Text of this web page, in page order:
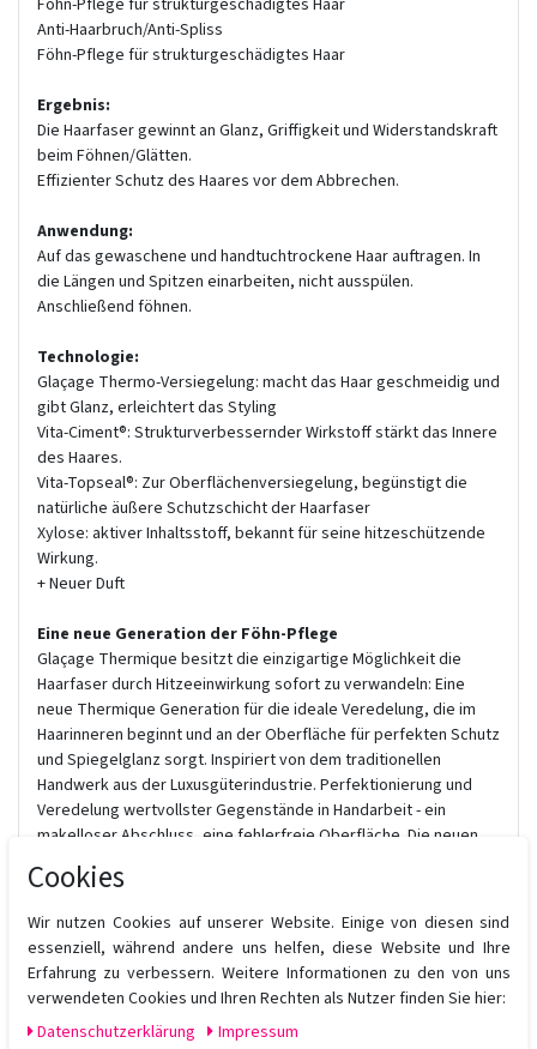
Anti-Haarbruch/Anti-Spliss
Föhn-Pflege für strukturgeschädigtes Haar
Ergebnis:
Die Haarfaser gewinnt an Glanz, Griffigkeit und Widerstandskraft
beim Föhnen/Glätten.
Effizienter Schutz des Haares vor dem Abbrechen.
Anwendung:
Auf das gewaschene und handtuchtrockene Haar auftragen. In
die Längen und Spitzen einarbeiten, nicht ausspülen.
Anschließend föhnen.
Technologie:
Glaçage Thermo-Versiegelung: macht das Haar geschmeidig und
gibt Glanz, erleichtert das Styling
Vita-Ciment®: Strukturverbessernder Wirkstoff stärkt das Innere
des Haares.
Vita-Topseal®: Zur Oberflächenversiegelung, begünstigt die
natürliche äußere Schutzschicht der Haarfaser
Xylose: aktiver Inhaltsstoff, bekannt für seine hitzeschützende
Wirkung.
+ Neuer Duft
Eine neue Generation der Föhn-Pflege
Glaçage Thermique besitzt die einzigartige Möglichkeit die
Haarfaser durch Hitzeeinwirkung sofort zu verwandeln: Eine
neue Thermique Generation für die ideale Veredelung, die im
Haarinneren beginnt und an der Oberfläche für perfekten Schutz
und Spiegelglanz sorgt. Inspiriert von dem traditionellen
Handwerk aus der Luxusgüterindustrie. Perfektionierung und
Veredelung wertvollster Gegenstände in Handarbeit - ein
makelloser Abschluss, eine fehlerfreie Oberfläche. Die neuen
Thermique Produkte bieten eine luxuriöse und wohltuende
Föhn-Routine für jeden Tag.
Die wiederaufbauende Föhn-Pflege verwandelt die Haarfaser
sofort und bereitet sie auf ein wunderschönes, Haute Couture
Styling optimal vor. Dank seiner veredelnden und glättenden
Eigenschaften erleichtert es zudem das Kämmen während des
Föhnens.
Cookies
Wir nutzen Cookies auf unserer Website. Einige von diesen sind
essenziell, während andere uns helfen, diese Website und Ihre
Erfahrung zu verbessern. Weitere Informationen zu den von uns
verwendeten Cookies und Ihren Rechten als Nutzer finden Sie hier:
Daten­schutz­erklärung
Impressum